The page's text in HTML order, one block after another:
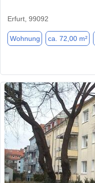
Erfurt, 99092
Wohnung ca. 72,00 m²